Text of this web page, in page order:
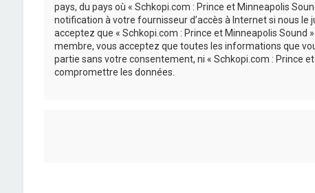
pays, du pays où « Schkopi.com : Prince et Minneapolis
notification à votre fournisseur d’accès à Internet si nous
acceptez que « Schkopi.com : Prince et Minneapolis Sound
membre, vous acceptez que toutes les informations que
partie sans votre consentement, ni « Schkopi.com : Prince
compromettre les données.